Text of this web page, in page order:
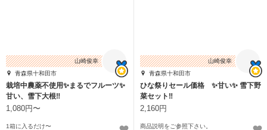
山崎俊幸
青森県十和田市
栽培中農薬不使用✨️まるでフルーツ✨️
甘い、雪下大根‼️
1,080円〜
1箱に入るだけ〜
山崎俊幸
青森県十和田市
ひな祭りセール価格 ✨甘い✨ 雪下野
菜セット‼️
2,160円
商品説明をご参照下さい。